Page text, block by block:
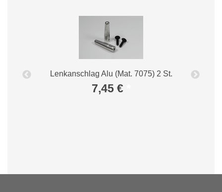
Lenkanschlag Alu (Mat. 7075) 2 St.
7,45 €